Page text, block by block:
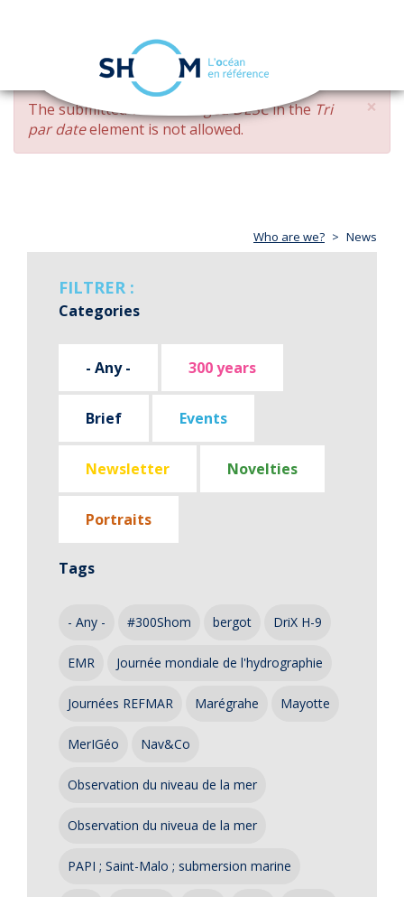
Skip
main
content
navigation
×
ERROR
MESSAGE
The submitted value changed DESCin the Tri
par dateelement is not allowed.
Who are we? News
FILTRER :
Categories
- Any - 300 years
Brief Events
Newsletter Novelties
Portraits
Tags
- Any - #300Shom bergot DriX H-9
EMR Journée mondiale de l'hydrographie
Journées REFMAR Marégrahe Mayotte
MerIGéo Nav&Co
Observation du niveau de la mer
Observation du niveua de la mer
PAPI ; Saint-Malo ; submersion marine